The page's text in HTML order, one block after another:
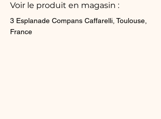
Voir le produit en magasin :
3 Esplanade Compans Caffarelli, Toulouse,
France